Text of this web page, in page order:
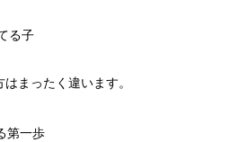
る子
まったく違います。
第一歩